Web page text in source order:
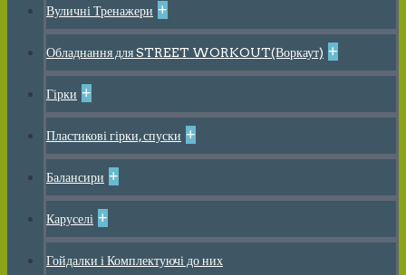
Вуличні Тренажери +
Обладнання для STREET WORKOUT(Воркаут) +
Гірки +
Пластикові гірки, спуски +
Балансири +
Каруселі +
Гойдалки і Комплектуючі до них